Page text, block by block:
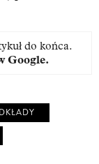
do końca.
Google.